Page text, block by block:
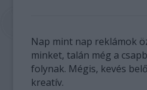
Nap mint nap reklámok
minket, talán még a
folynak. Mégis, kevés
kreatív.